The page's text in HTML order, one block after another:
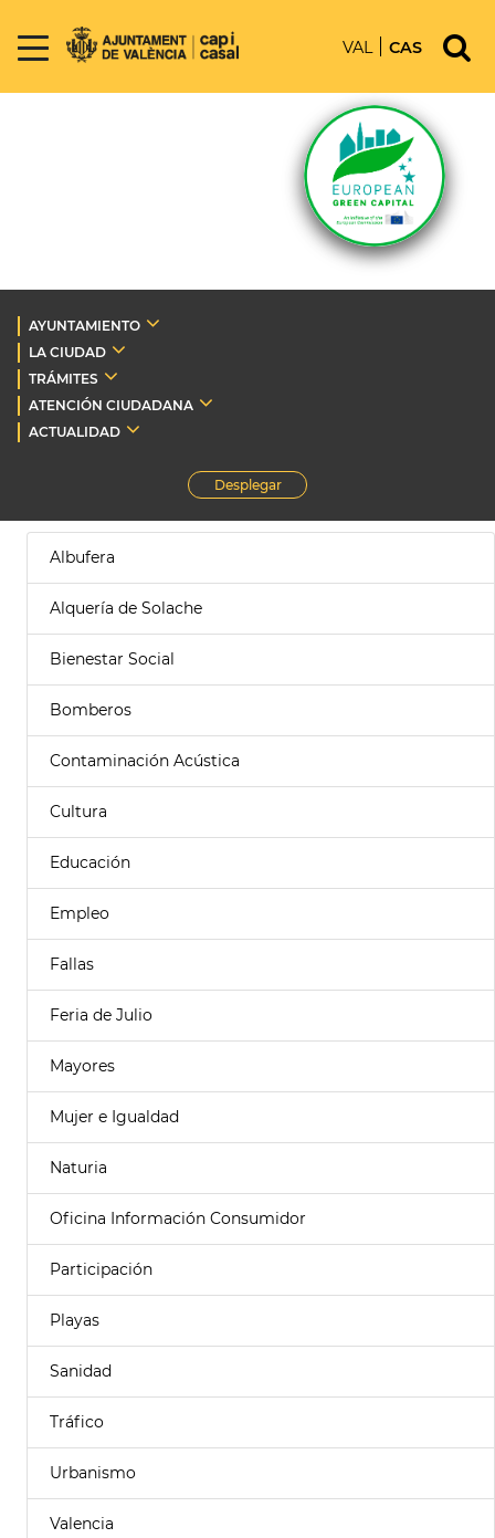
VAL CAS
AYUNTAMIENTO
LA CIUDAD
TRÁMITES
ATENCIÓN CIUDADANA
ACTUALIDAD
Desplegar
Albufera
Alquería de Solache
Bienestar Social
Bomberos
Contaminación Acústica
Cultura
Educación
Empleo
Fallas
Feria de Julio
Mayores
Mujer e Igualdad
Naturia
Oficina Información Consumidor
Participación
Playas
Sanidad
Tráfico
Urbanismo
Valencia